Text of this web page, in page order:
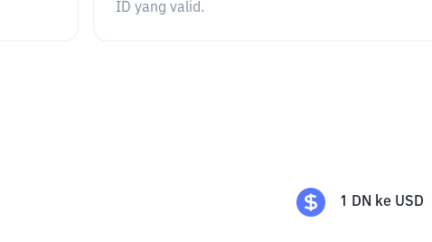
ID yang valid.
1 DN ke USD